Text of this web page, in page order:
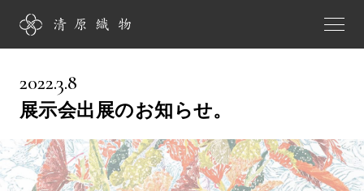
2022.3.8
展示会出展のお知らせ。